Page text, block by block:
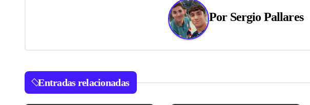
a
c
i
Por Sergio Pallares
Entradas relacionadas